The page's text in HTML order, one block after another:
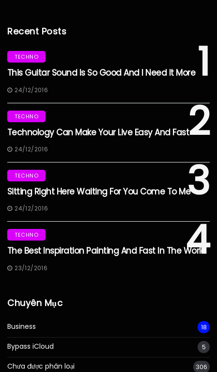
Recent Posts
1
TECHNO
This Guitar Sound Is So Good And I Need It More
24/12/2016
2
TECHNO
Technology Can Make Your Live Easy And Fast
24/12/2016
3
TECHNO
Sitting Right Here Waiting For You Come To Me
24/12/2016
4
TECHNO
The Best Inspiration Painting And Fast In The World
23/12/2016
Chuyên Mục
Business 18
Bypass iCloud 5
Chưa được phân loại 306